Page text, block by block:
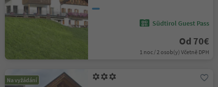
Südtirol Guest Pass
Od 70€
1 noc / 2 osob(y) Včetně DPH
Na vyžádání